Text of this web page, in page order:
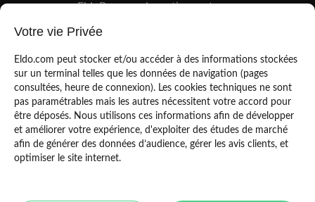
EldoPro pour les artisans et pros
EldoNetwork pour les réseaux, marques et industriels
Mentions légales
Votre vie Privée
Eldo.com peut stocker et/ou accéder à des informations stockées
sur un terminal telles que les données de navigation (pages
consultées, heure de connexion). Les cookies techniques ne sont
pas paramétrables mais les autres nécessitent votre accord pour
être déposés. Nous utilisons ces informations afin de développer
et améliorer votre expérience, d'exploiter des études de marché
afin de générer des données d’audience, gérer les avis clients, et
optimiser le site internet.